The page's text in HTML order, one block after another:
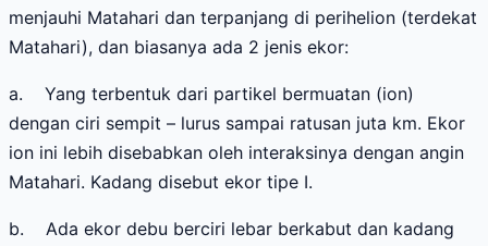
menjauhi Matahari dan terpanjang di perihelion (terdekat
Matahari), dan biasanya ada 2 jenis ekor:
a. Yang terbentuk dari partikel bermuatan (ion)
dengan ciri sempit – lurus sampai ratusan juta km. Ekor
ion ini lebih disebabkan oleh interaksinya dengan angin
Matahari. Kadang disebut ekor tipe I.
b. Ada ekor debu berciri lebar berkabut dan kadang